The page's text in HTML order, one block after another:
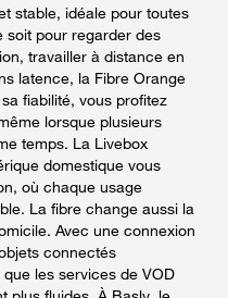
stable, idéale pour toutes
soit pour regarder des
travailler à distance en
latence, la Fibre Orange
fiabilité, vous profitez
lorsque plusieurs
temps. La Livebox
domestique vous
où chaque usage
La fibre change aussi la
Avec une connexion
connectés
les services de VOD